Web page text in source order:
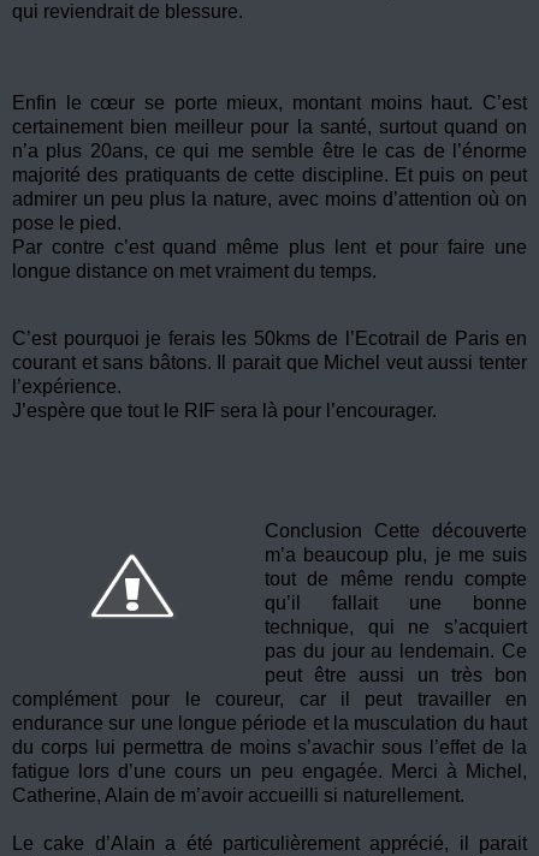
qui reviendrait de blessure.
Enfin le cœur se porte mieux, montant moins haut. C’est
certainement bien meilleur pour la santé, surtout quand on
n’a plus 20ans, ce qui me semble être le cas de l’énorme
majorité des pratiquants de cette discipline. Et puis on peut
admirer un peu plus la nature, avec moins d’attention où on
pose le pied.
Par contre c’est quand même plus lent et pour faire une
longue distance on met vraiment du temps.
C’est pourquoi je ferais les 50kms de l’Ecotrail de Paris en
courant et sans bâtons. Il parait que Michel veut aussi tenter
l’expérience.
J’espère que tout le RIF sera là pour l’encourager.
Conclusion Cette découverte
m’a beaucoup plu, je me suis
tout de même rendu compte
qu’il fallait une bonne
technique, qui ne s’acquiert
pas du jour au lendemain. Ce
peut être aussi un très bon
complément pour le coureur, car il peut travailler en
endurance sur une longue période et la musculation du haut
du corps lui permettra de moins s’avachir sous l’effet de la
fatigue lors d’une cours un peu engagée. Merci à Michel,
Catherine, Alain de m’avoir accueilli si naturellement.
Le cake d’Alain a été particulièrement apprécié, il parait